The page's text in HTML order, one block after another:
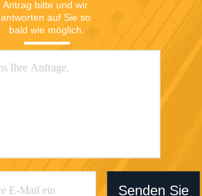
Antrag bitte und wir
antworten auf Sie so
bald wie möglich.
Senden Sie